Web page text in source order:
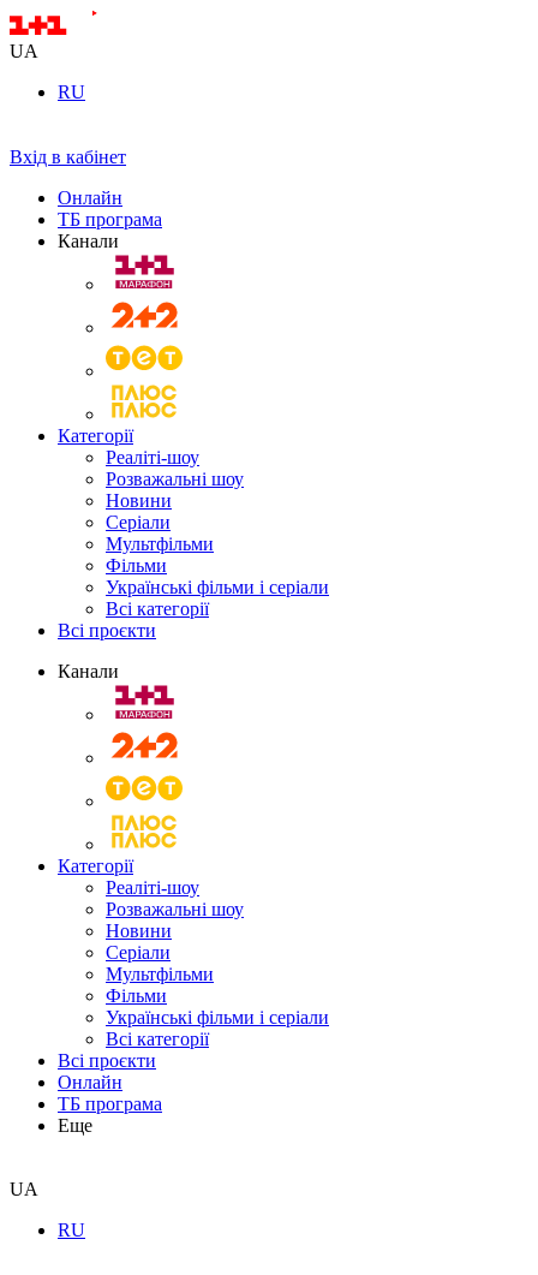
UA
RU
Вхід в кабінет
Онлайн
ТБ програма
Канали
Категорії
Реаліті-шоу
Розважальні шоу
Новини
Серіали
Мультфільми
Фільми
Українські фільми і серіали
Всі категорії
Всі проєкти
Канали
Категорії
Реаліті-шоу
Розважальні шоу
Новини
Серіали
Мультфільми
Фільми
Українські фільми і серіали
Всі категорії
Всі проєкти
Онлайн
ТБ програма
Еще
UA
RU